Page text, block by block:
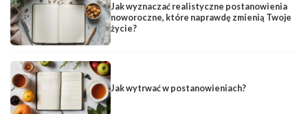
Jak wyznaczać realistyczne postanowienia
noworoczne, które naprawdę zmienią Twoje
życie?
Jak wytrwać w postanowieniach?